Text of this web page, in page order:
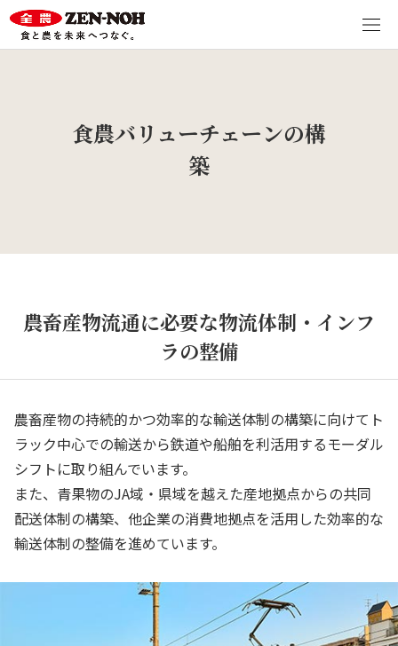
食農バリューチェーンの構
築
農畜産物流通に必要な物流体制・インフ
ラの整備
農畜産物の持続的かつ効率的な輸送体制の構築に向けてト
ラック中心での輸送から鉄道や船舶を利活用するモーダル
シフトに取り組んでいます。
また、青果物のJA域・県域を越えた産地拠点からの共同
配送体制の構築、他企業の消費地拠点を活用した効率的な
輸送体制の整備を進めています。